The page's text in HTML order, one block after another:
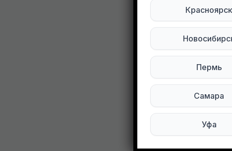
Развернуть
Отдам,
есть, все
Новосибирск,
Мы в Max
Красноярск
Пермь
Самара
Уфа